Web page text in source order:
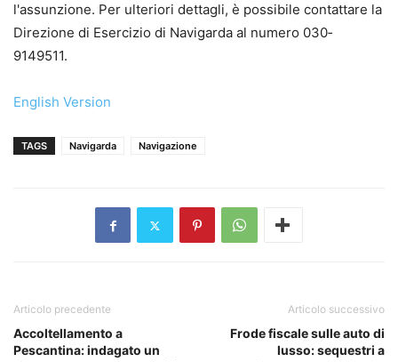
l'assunzione. Per ulteriori dettagli, è possibile contattare la
Direzione di Esercizio di Navigarda al numero 030‐
9149511.
English Version
TAGS Navigarda Navigazione
Articolo precedente
Accoltellamento a
Pescantina: indagato un
Articolo successivo
Frode fiscale sulle auto di
lusso: sequestri a